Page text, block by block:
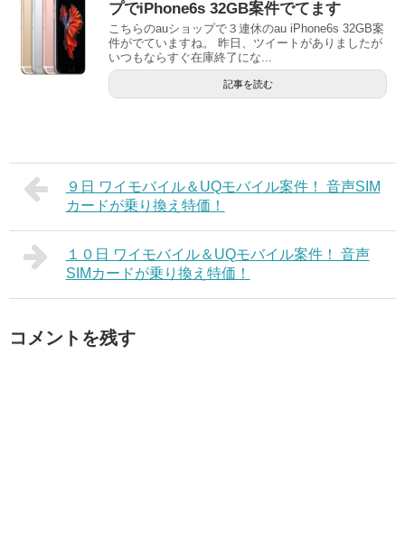
プでiPhone6s 32GB案件でてます
こちらのauショップで３連休のau iPhone6s 32GB案
件がでていますね。 昨日、ツイートがありましたが
いつもならすぐ在庫終了にな...
記事を読む
９日 ワイモバイル＆UQモバイル案件！ 音声SIM
カードが乗り換え特価！
１０日 ワイモバイル＆UQモバイル案件！ 音声
SIMカードが乗り換え特価！
コメントを残す